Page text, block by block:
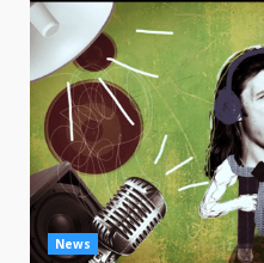
News